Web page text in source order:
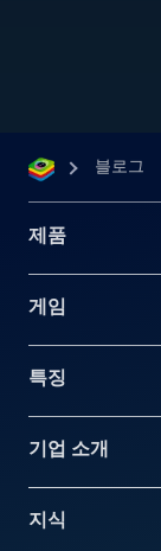
블로그
제품
게임
특징
기업 소개
지식